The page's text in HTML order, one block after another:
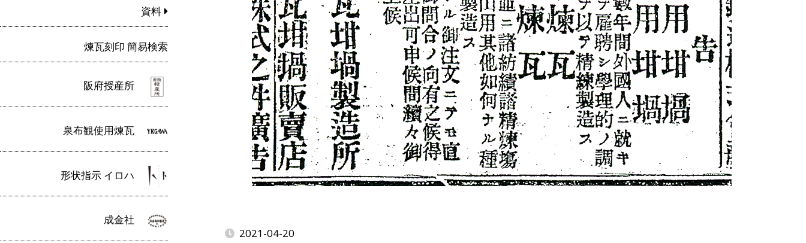
資料
煉瓦刻印 簡易検索
阪府授産所
泉布観使用煉瓦
形状指示 イロハ
成金社
2021-04-20